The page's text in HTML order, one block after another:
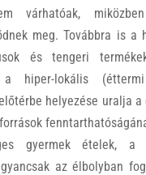
várhatóak,
meg. Továbbra is a
és tengeri
a hiper-lokális (éttermi
helyezése uralja a
gyermek ételek, a
az élbolyban